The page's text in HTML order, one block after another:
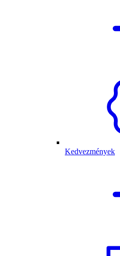
Kedvezmények